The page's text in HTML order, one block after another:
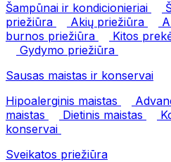
Šampūnai ir kondicionieriai
priežiūra
Akių priežiūra
burnos priežiūra
Kitos
Gydymo priežiūra
Sausas maistas ir konservai
Hipoalerginis maistas
maistas
Dietinis maistas
konservai
Sveikatos priežiūra